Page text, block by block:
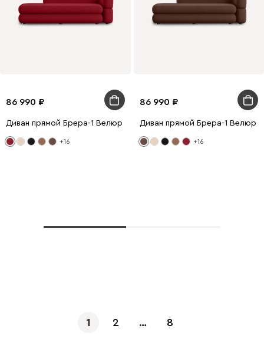
86 990
Диван прямой Брера-1 Велюр Красный
+16
86 990
Диван прямой Брера-1 Велюр
+16
1 2 … 8